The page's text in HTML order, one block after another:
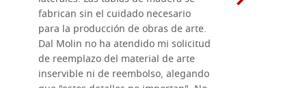
fabrican sin el cuidado necesario
para la producción de obras de arte.
Dal Molin no ha atendido mi solicitud
de reemplazo del material de arte
inservible ni de reembolso, alegando